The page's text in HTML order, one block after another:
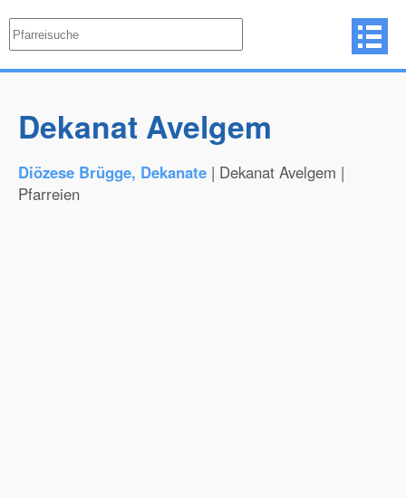
Dekanat Avelgem
Diözese Brügge, Dekanate | Dekanat Avelgem |
Pfarreien